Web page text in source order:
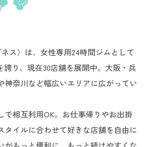
ス）は、女性専用24時間ジムとして
誇り、現在30店舗を展開中。大阪・兵
神奈川など幅広いエリアに広がってい
で相互利用OK。お仕事帰りやお出掛
タイルに合わせて好きな店舗を自由に